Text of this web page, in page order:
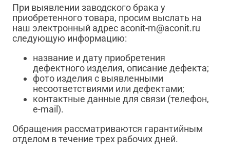
При выявлении заводского брака у
приобретенного товара, просим выслать на
наш электронный адрес aconit-m@aconit.ru
следующую информацию:
название и дату приобретения
дефектного изделия, описание дефекта;
фото изделия с выявленными
несоответствиями или дефектами;
контактные данные для связи (телефон,
e-mail).
Обращения рассматриваются гарантийным
отделом в течение трех рабочих дней.